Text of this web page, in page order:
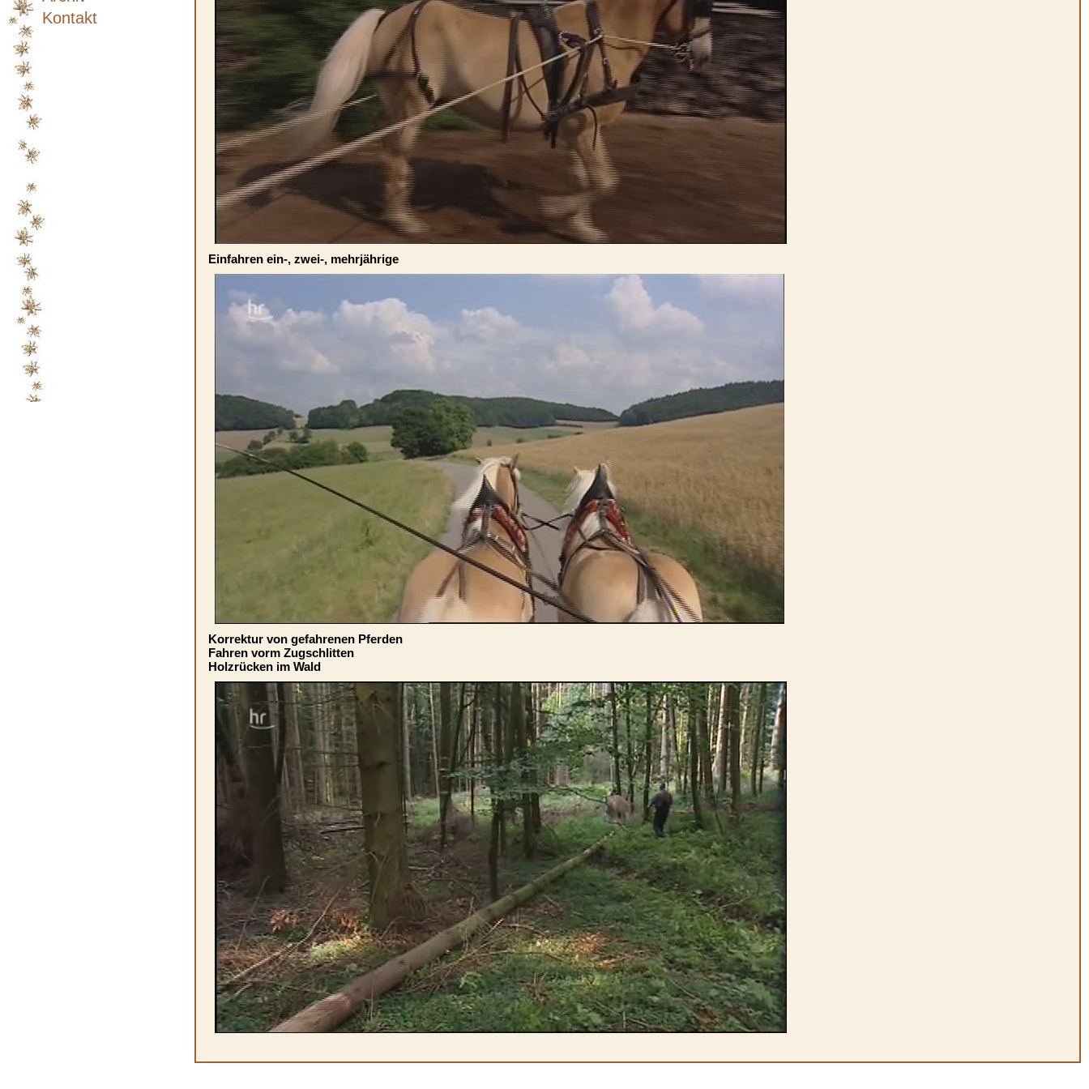
Kontakt
Einfahren ein-, zwei-, mehrjährige
Korrektur von gefahrenen Pferden
Fahren vorm Zugschlitten
Holzrücken im Wald